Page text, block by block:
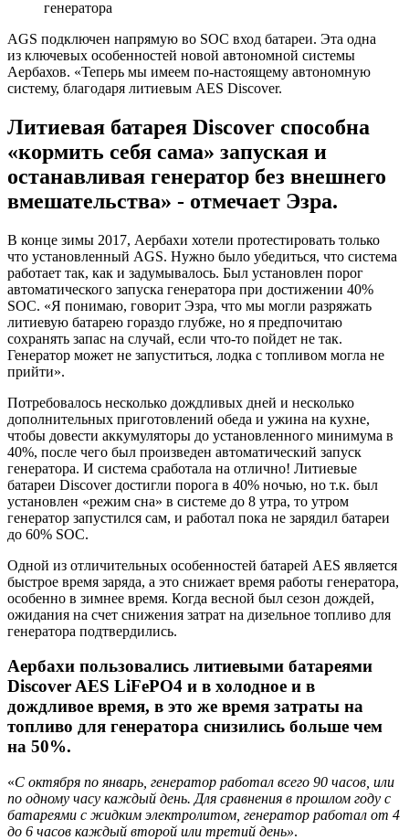
генератора
AGS подключен напрямую во SOC вход батареи. Эта одна
из ключевых особенностей новой автономной системы
Аербахов. «Теперь мы имеем по-настоящему автономную
систему, благодаря литиевым AES Discover.
Литиевая батарея Discover способна
«кормить себя сама» запуская и
останавливая генератор без внешнего
вмешательства» - отмечает Эзра.
В конце зимы 2017, Аербахи хотели протестировать только
что установленный AGS. Нужно было убедиться, что система
работает так, как и задумывалось. Был установлен порог
автоматического запуска генератора при достижении 40%
SOC. «Я понимаю, говорит Эзра, что мы могли разряжать
литиевую батарею гораздо глубже, но я предпочитаю
сохранять запас на случай, если что-то пойдет не так.
Генератор может не запуститься, лодка с топливом могла не
прийти».
Потребовалось несколько дождливых дней и несколько
дополнительных приготовлений обеда и ужина на кухне,
чтобы довести аккумуляторы до установленного минимума в
40%, после чего был произведен автоматический запуск
генератора. И система сработала на отлично! Литиевые
батареи Discover достигли порога в 40% ночью, но т.к. был
установлен «режим сна» в системе до 8 утра, то утром
генератор запустился сам, и работал пока не зарядил батареи
до 60% SOC.
Одной из отличительных особенностей батарей AES является
быстрое время заряда, а это снижает время работы генератора,
особенно в зимнее время. Когда весной был сезон дождей,
ожидания на счет снижения затрат на дизельное топливо для
генератора подтвердились.
Аербахи пользовались литиевыми батареями
Discover AES LiFePO4 и в холодное и в
дождливое время, в это же время затраты на
топливо для генератора снизились больше чем
на 50%.
«С октября по январь, генератор работал всего 90 часов, или
по одному часу каждый день. Для сравнения в прошлом году с
батареями с жидким электролитом, генератор работал от 4
до 6 часов каждый второй или третий день».